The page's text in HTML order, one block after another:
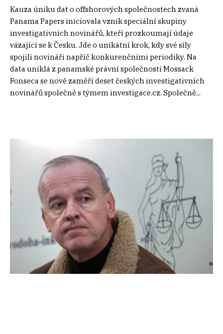
Kauza úniku dat o offshorových společnostech zvaná
Panama Papers iniciovala vznik speciální skupiny
investigativních novinářů, kteří prozkoumají údaje
vázající se k Česku. Jde o unikátní krok, kdy své síly
spojili novináři napříč konkurenčními periodiky. Na
data uniklá z panamské právní společnosti Mossack
Fonseca se nově zaměří deset českých investigativních
novinářů společně s týmem investigace.cz. Společně...